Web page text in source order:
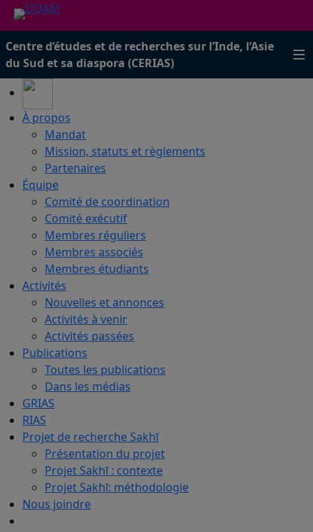
Centre d’études et de recherches sur l’Inde, l’Asie
du Sud et sa diaspora (CERIAS)
À propos
Mandat
Mission, statuts et règlements
Partenaires
Équipe
Comité de coordination
Comité exécutif
Membres réguliers
Membres associés
Membres étudiants
Activités
Nouvelles et annonces
Activités à venir
Activités passées
Publications
Toutes les publications
Dans les médias
GRIAS
RIAS
Projet de recherche Sakhī
Présentation du projet
Projet Sakhī : contexte
Projet Sakhī: méthodologie
Nous joindre